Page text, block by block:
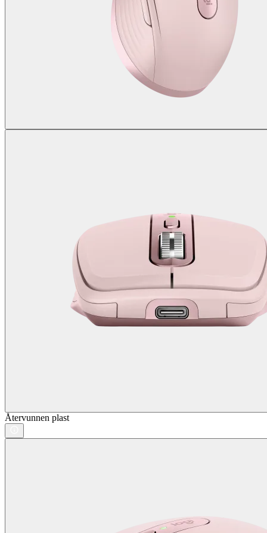
Återvunnen plast